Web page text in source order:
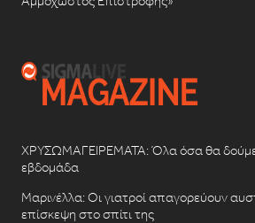
ΧΡΥΣΩΜΑΓΕΙΡΕΜΑΤΑ: Όλα όσα θα
εβδομάδα
Μαρινέλλα: Οι γιατροί απαγορεύουν
επίσκεψη στο σπίτι της